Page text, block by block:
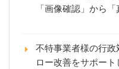
「画像確認」から
不特事業者様の行政
ロー改善をサポート